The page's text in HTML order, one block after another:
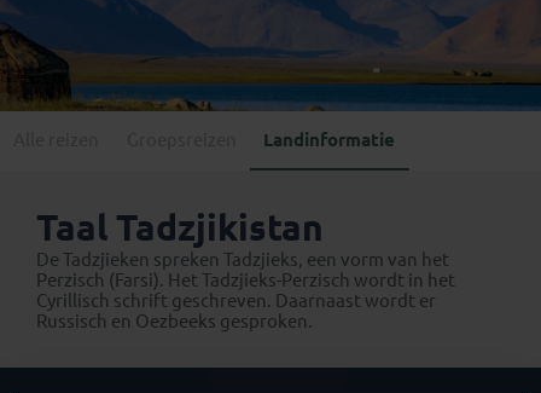
Landinformatie
Taal Tadzjikistan
De Tadzjieken spreken Tadzjieks, een vorm van het
Perzisch (Farsi). Het Tadzjieks-Perzisch wordt in het
Cyrillisch schrift geschreven. Daarnaast wordt er
Russisch en Oezbeeks gesproken.